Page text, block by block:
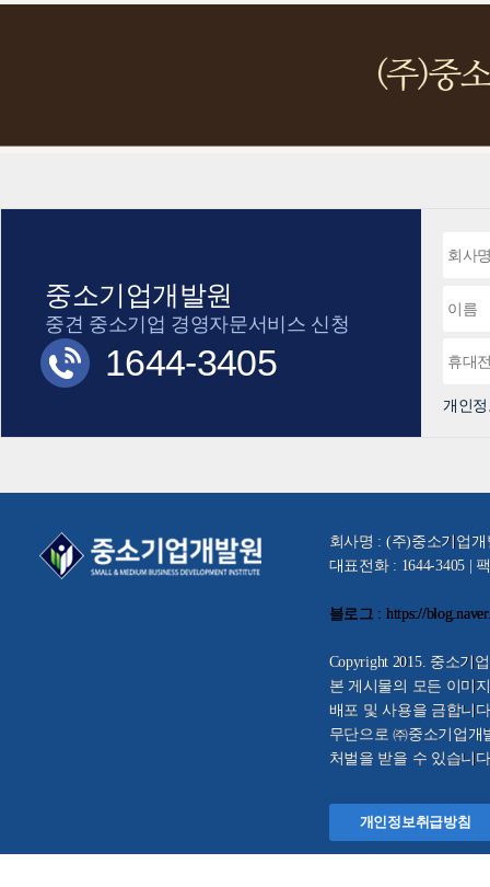
중소기업개발원
중견 중소기업 경영자문서비스 신청
1644-3405
개인
회사명 : (주)중소기업
대표전화 : 1644-3405 |
블로그 : https://
Copyright 2015. 중소기
본 게시물의 모든 이미
배포 및 사용을 금합니
무단으로 ㈜중소기업개
처벌을 받을 수 있습니